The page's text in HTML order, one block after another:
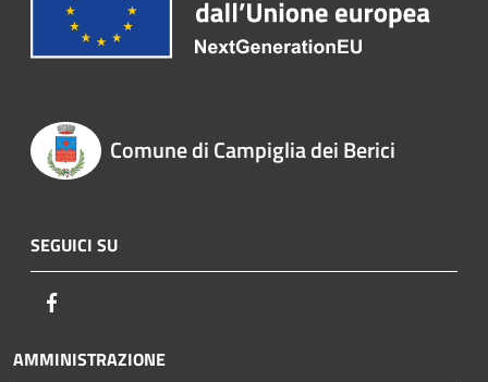
Comune di Campiglia dei Berici
SEGUICI SU
AMMINISTRAZIONE